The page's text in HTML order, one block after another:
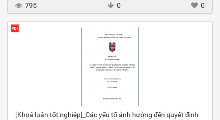
795 0 0
[Khoá luận tốt nghiệp]_Các yếu tố ảnh hưởng đến quyết định